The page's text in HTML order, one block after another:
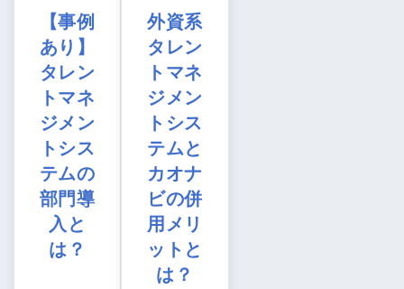
【事例
あり】
タレン
トマネ
ジメン
トシス
テムの
部門導
入と
は？
外資系
タレン
トマネ
ジメン
トシス
テムと
カオナ
ビの併
用メリ
ットと
は？